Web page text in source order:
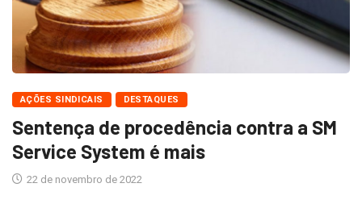
AÇÕES SINDICAIS DESTAQUES
Sentença de procedência contra a SM
Service System é mais
22 de novembro de 2022